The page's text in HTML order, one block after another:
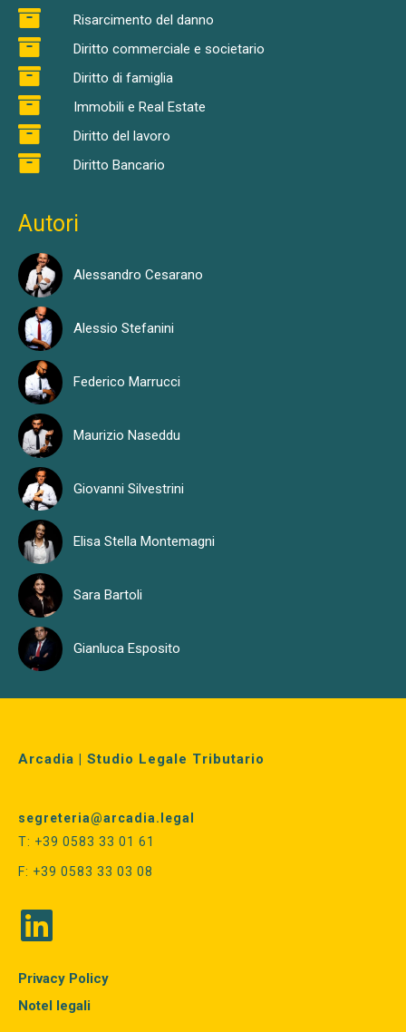
Risarcimento del danno
Diritto commerciale e societario
Diritto di famiglia
Immobili e Real Estate
Diritto del lavoro
Diritto Bancario
Autori
Alessandro Cesarano
Alessio Stefanini
Federico Marrucci
Maurizio Naseddu
Giovanni Silvestrini
Elisa Stella Montemagni
Sara Bartoli
Gianluca Esposito
Arcadia | Studio Legale Tributario
segreteria@arcadia.legal
T: +39 0583 33 01 61
F: +39 0583 33 03 08
Privacy Policy
Notel legali